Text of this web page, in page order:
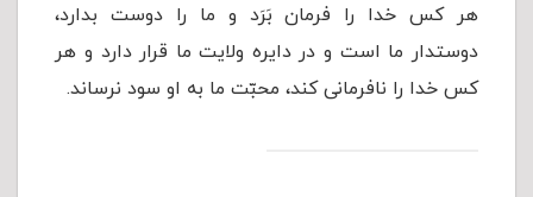
هر كس خدا را فرمان بَرَد و ما را دوست بدارد،
دوستدار ما است و در دایره ولایت ما قرار دارد و هر
كس خدا را نافرمانى كند، محبّت ما به او سود نرساند.